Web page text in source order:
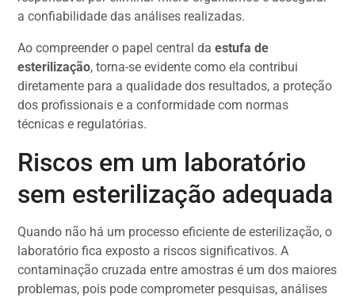
a confiabilidade das análises realizadas.
Ao compreender o papel central daestufa de
esterilização, torna-se evidente como ela contribui
diretamente para a qualidade dos resultados, a proteção
dos profissionais e a conformidade com normas
técnicas e regulatórias.
Riscos em um laboratório
sem esterilização adequada
Quando não há um processo eficiente de esterilização, o
laboratório fica exposto a riscos significativos. A
contaminação cruzada entre amostras é um dos maiores
problemas, pois pode comprometer pesquisas, análises